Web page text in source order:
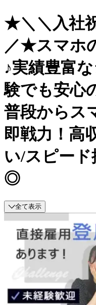
★＼＼入社
／★スマホ
♪実績豊富
験でも安心
普段からス
即戦力！高
い/スピー
◎
全て表示